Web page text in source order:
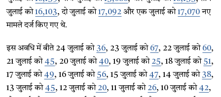
जुलाई को16,103, दो जुलाई को17,092 और एक जुलाई को17,070 नए
मामले दर्ज किए गए थे.
इस अवधि में बीते 24 जुलाई को 36, 23 जुलाई को 67, 22 जुलाई को 60,
21 जुलाई को 45, 20 जुलाई को 40, 19 जुलाई को 25, 18 जुलाई को 51,
17 जुलाई को 49, 16 जुलाई को 56, 15 जुलाई को 47, 14 जुलाई को 38,
13 जुलाई को 45, 12 जुलाई को20, 11 जुलाई को 26, 10 जुलाई को 42,